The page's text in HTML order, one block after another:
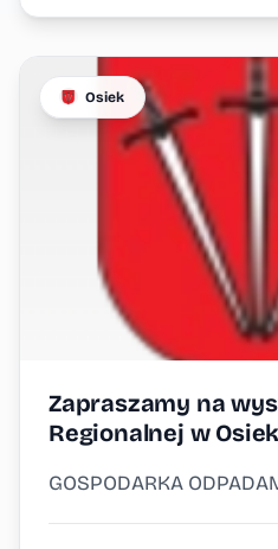
Osiek
Zapraszamy na
Regionalnej w
GOSPODARKA